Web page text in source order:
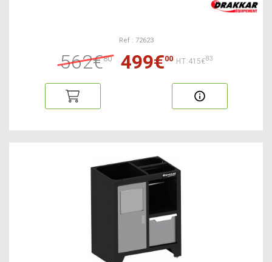
Ref : 72623
562€80 499€00 HT:415€83